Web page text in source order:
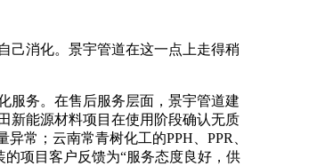
己消化。景宇管道在这一点上走得稍
服务。在售后服务层面，景宇管道建
新能源材料项目在使用阶段确认无质
常；云南常青树化工的PPH、PPR、
项目客户反馈为“服务态度良好，供